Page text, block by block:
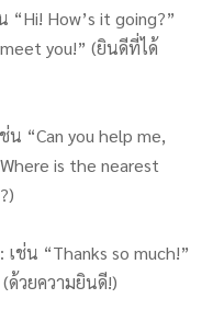
How’s it going?”
you!” (ยินดีที่ได้
“Can you help me,
is the nearest
ช่น “Thanks so much!”
ด้วยความยินดี!)